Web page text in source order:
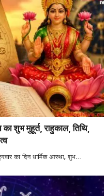
मुहूर्त, राहुकाल, तिथि,
का दिन धार्मिक आस्था, शुभ…